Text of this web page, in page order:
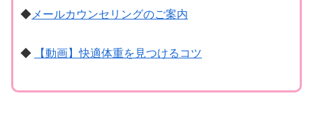
◆ メールカウンセリングのご案内
◆ 【動画】快適体重を見つけるコツ